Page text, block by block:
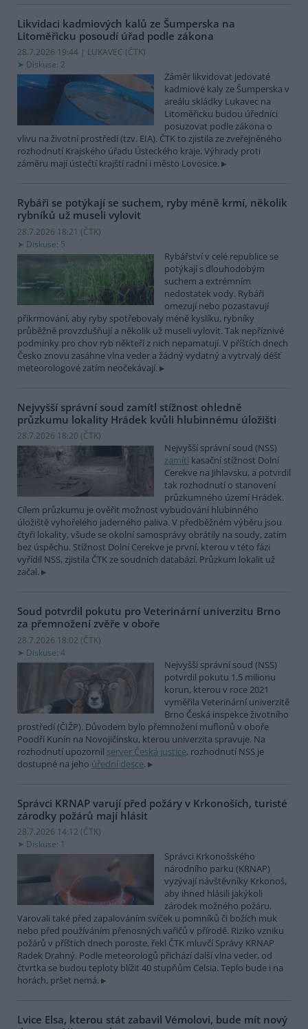
Likvidaci kadmiových kalů ze Šumperska na
Litoměřicku posoudí úřad podle zákona
28.7.2026 19:44 | LUKAVEC (ČTK)
Diskuse: 2
Záměr likvidovat jedovaté
kadmiové kaly ze Šumperska v
areálu skládky Lukavec na
Litoměřicku budou úředníci
posuzovat podle zákona o
vlivu na životní prostředí (tzv. EIA). ČTK to zjistila ze zveřejněného
rozhodnutí Krajského úřadu Ústeckého kraje. Výhrady proti
záměru mají ústečtí krajští radní i město Lovosice.
Rybáři se potýkají se suchem, ryby méně krmí, několik
rybníků už museli vylovit
28.7.2026 18:21 (ČTK)
Diskuse: 5
Rybářství v celé republice se
potýkají s dlouhodobým
suchem a extrémním
nedostatek vody. Rybáři
omezují nebo pozastavují
přikrmování, aby ryby spotřebovaly méně kyslíku, rybníky
průběžně provzdušňují a několik už museli vylovit. Tak nepříznivé
podmínky pro chov ryb někteří z nich nepamatují. V příštích dnech
Česko znovu zasáhne vlna veder a žádný vydatný a vytrvalý déšť
meteorologové zatím neočekávají.
Nejvyšší správní soud zamítl stížnost ohledně
průzkumu lokality Hrádek kvůli hlubinnému úložišti
28.7.2026 18:20 (ČTK)
Nejvyšší správní soud (NSS)
zamítl kasační stížnost Dolní
Cerekve na Jihlavsku, a potvrdil
tak rozhodnutí o stanovení
průzkumného území Hrádek.
Cílem průzkumu je ověřit možnost vybudování hlubinného
úložiště vyhořelého jaderného paliva. V předběžném výběru jsou
čtyři lokality, všude se okolní samosprávy obrátily na soudy, zatím
bez úspěchu. Stížnost Dolní Cerekve je první, kterou v této fázi
vyřídil NSS, zjistila ČTK ze soudních databází. Průzkum lokalit už
začal.
Soud potvrdil pokutu pro Veterinární univerzitu Brno
za přemnožení zvěře v oboře
28.7.2026 18:02 (ČTK)
Diskuse: 4
Nejvyšší správní soud (NSS)
potvrdil pokutu 1,5 milionu
korun, kterou v roce 2021
vyměřila Veterinární univerzitě
Brno Česká inspekce životního
prostředí (ČIŽP). Důvodem bylo přemnožení muflonů v oboře
Poodří Kunín na Novojičínsku, kterou univerzita spravuje. Na
rozhodnutí upozornil server Česká justice, rozhodnutí NSS je
dostupné na jeho úřední desce.
Správci KRNAP varují před požáry v Krkonoších, turisté
zárodky požárů mají hlásit
28.7.2026 14:12 (ČTK)
Diskuse: 1
Správci Krkonošského
národního parku (KRNAP)
vyzývají návštěvníky Krkonoš,
aby ihned hlásili jakýkoli
zárodek možného požáru.
Varovali také před zapalováním svíček u pomníků či božích muk
nebo před používáním přenosných vařičů v přírodě. Riziko vzniku
požárů v příštích dnech poroste, řekl ČTK mluvčí Správy KRNAP
Radek Drahný. Podle meteorologů přichází další vlna veder, od
čtvrtka se budou teploty blížit 40 stupňům Celsia. Teplo bude i na
horách, pršet nemá.
Lvice Elsa, kterou stát zabavil Vémolovi, bude mít nový